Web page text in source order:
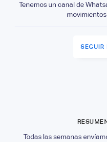
Tenemos un canal de
SEGUIR
Todas las semanas